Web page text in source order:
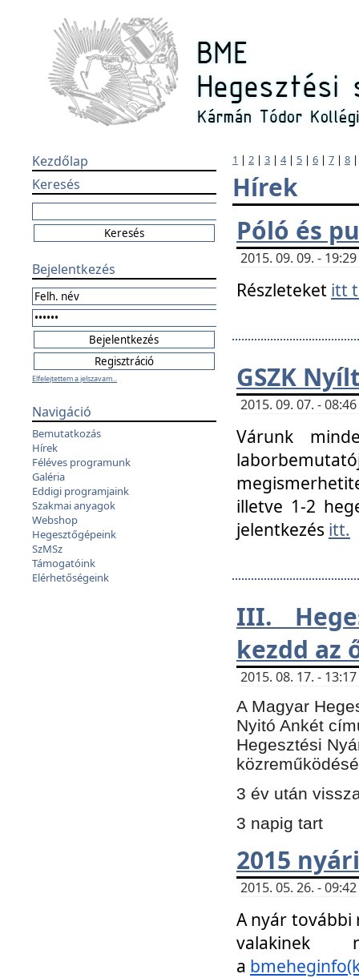
Kezdőlap
Keresés
Bejelentkezés
Elfelejtettem a jelszavam...
Navigáció
Bemutatkozás
Hírek
Féléves programunk
Galéria
Eddigi programjaink
Szakmai anyagok
Webshop
Hegesztőgépeink
SzMSz
Támogatóink
Elérhetőségeink
1 | 2 | 3 | 4| 5 | 6 | 7 | 8
Hírek
Póló és
2015. 09. 09. -
Részleteket itt
GSZK
2015. 09. 07. -
Várunk
illetve 1-2
jelentkezés itt.
III.
kezdd az
2015. 08. 17. -
A Magyar
Nyitó Ankét
Hegesztési
3 év után
3 napig tart
2015
2015. 05. 26. -
A nyár további
a